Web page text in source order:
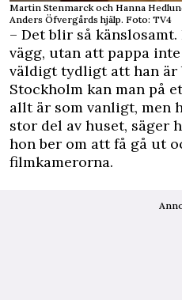
Martin Stenmarck och Hanna
Anders Öfvergårds hjälp. Foto: TV4
– Det blir så
vägg, utan att pappa
väldigt tydligt att han är
Stockholm kan man på
allt är som vanligt, men
stor del av huset, säger
hon ber om att få gå ut
filmkamerorna.